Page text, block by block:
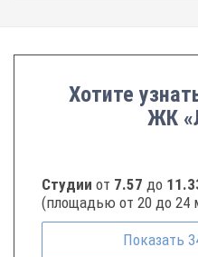
Хотите
ЖК
Студии от 7.57 до
(площадью от 20 до 24
Показать